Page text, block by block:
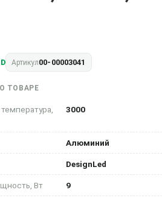
Артикул00-00003041
ТОВАРЕ
3000
Алюминий
DesignLed
Вт 9